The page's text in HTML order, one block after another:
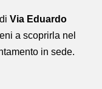
Via Eduardo
a scoprirla nel
in sede.